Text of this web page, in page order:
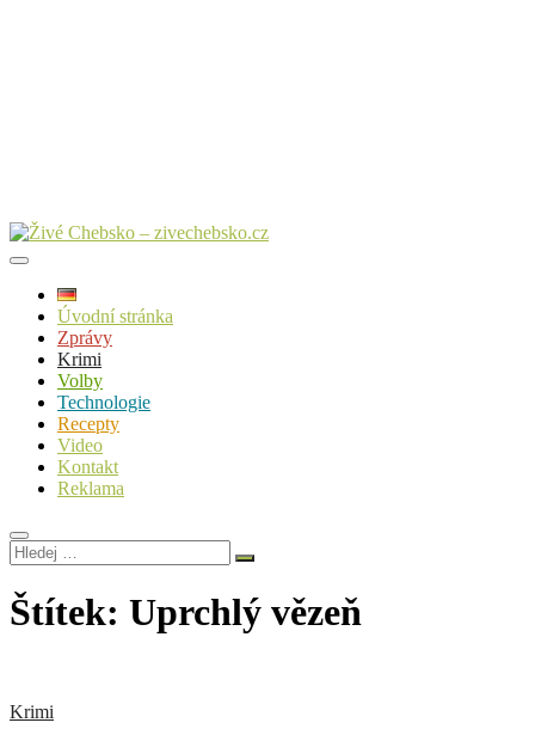
Úvodní stránka
Zprávy
Krimi
Volby
Technologie
Recepty
Video
Kontakt
Reklama
Hledej
…
Štítek: Uprchlý vězeň
Krimi